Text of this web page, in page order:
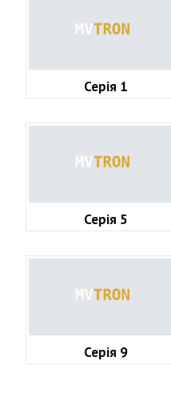
Серія 1
Серія 5
Серія 9